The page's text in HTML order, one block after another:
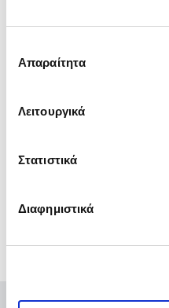
συγκατάθεσης
Απαραίτητα
Λειτουργικά
Στατιστικά
Διαφημιστικά
οχήματος από
συμφερόντων του
Πάρε